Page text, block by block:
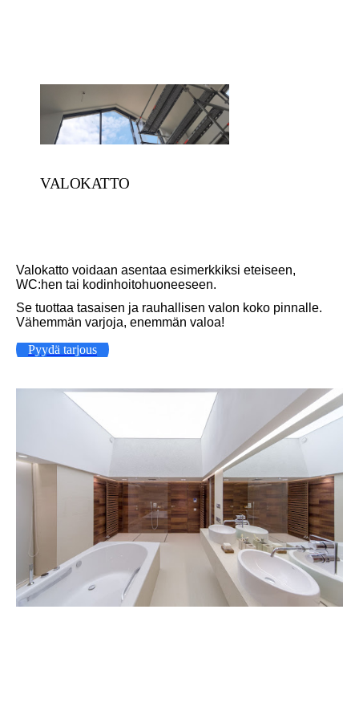
VALOKATTO
Valokatto voidaan asentaa esimerkkiksi eteiseen,
WC:hen tai kodinhoitohuoneeseen.
Se tuottaa tasaisen ja rauhallisen valon koko pinnalle.
Vähemmän varjoja, enemmän valoa!
Pyydä tarjous